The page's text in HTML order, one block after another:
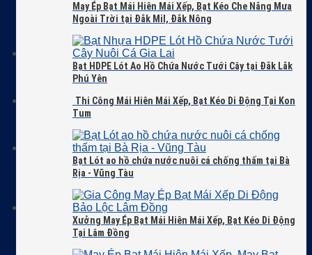
May Ép Bạt Mái Hiên Mái Xếp, Bạt Kéo Che Nắng Mưa
Ngoài Trời tại Đắk Mil, Đắk Nông
Bạt HDPE Lót Ao Hồ Chứa Nước Tưới Cây tại Đắk Lắk
Phú Yên
Thi Công Mái Hiên Mái Xếp, Bạt Kéo Di Động Tại Kon
Tum
Bạt Lót ao hồ chứa nước nuôi cá chống thấm tại Bà
Rịa - Vũng Tàu
Xưởng May Ép Bạt Mái Hiên Mái Xếp, Bạt Kéo Di Động
Tại Lâm Đồng